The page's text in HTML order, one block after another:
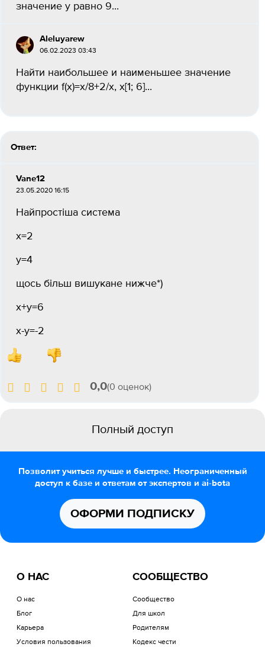
значение y равно 9...
Aleluyarew
06.02.2023 03:43
Найти наибольшее и наименьшее значение
функции f(x)=x/8+2/x, x[1; 6]...
Ответ:
Vane12
23.05.2020 16:15
Найпростіша система
х=2
y=4
щось більш вишукане нижче*)
x+y=6
x-y=-2
0,0(0 оценок)
Полный доступ
Позволит учиться лучше и быстрее. Неограниченный
доступ к базе и ответам от экспертов и ai-bota
ОФОРМИ ПОДПИСКУ
О НАС
О нас
Блог
Карьера
Условия пользования
СООБЩЕСТВО
Сообщество
Для школ
Родителям
Кодекс чести